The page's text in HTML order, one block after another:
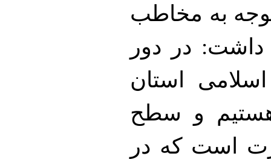
توجه به مخاطب
داشت: در دور
استان
هستیم و سطح
است که در